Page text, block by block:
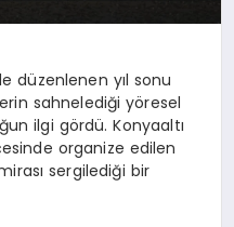
düzenlenen yıl sonu
sahnelediği yöresel
ilgi gördü. Konyaaltı
organize edilen
sergilediği bir